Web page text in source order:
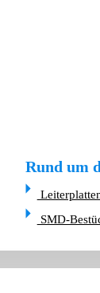
Rund um
SMD-